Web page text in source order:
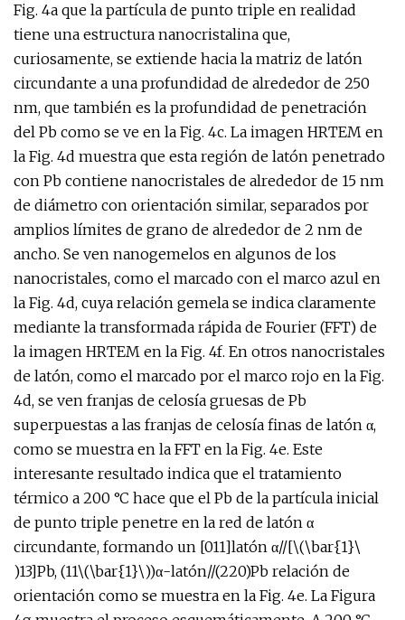
Fig. 4a que la partícula de punto triple en realidad
tiene una estructura nanocristalina que,
curiosamente, se extiende hacia la matriz de latón
circundante a una profundidad de alrededor de 250
nm, que también es la profundidad de penetración
del Pb como se ve en la Fig. 4c. La imagen HRTEM en
la Fig. 4d muestra que esta región de latón penetrado
con Pb contiene nanocristales de alrededor de 15 nm
de diámetro con orientación similar, separados por
amplios límites de grano de alrededor de 2 nm de
ancho. Se ven nanogemelos en algunos de los
nanocristales, como el marcado con el marco azul en
la Fig. 4d, cuya relación gemela se indica claramente
mediante la transformada rápida de Fourier (FFT) de
la imagen HRTEM en la Fig. 4f. En otros nanocristales
de latón, como el marcado por el marco rojo en la Fig.
4d, se ven franjas de celosía gruesas de Pb
superpuestas a las franjas de celosía finas de latón α,
como se muestra en la FFT en la Fig. 4e. Este
interesante resultado indica que el tratamiento
térmico a 200 °C hace que el Pb de la partícula inicial
de punto triple penetre en la red de latón α
circundante, formando un [011]latón α//[\(\bar{1}\
)13]Pb, (11\(\bar{1}\))α-latón//(220)Pb relación de
orientación como se muestra en la Fig. 4e. La Figura